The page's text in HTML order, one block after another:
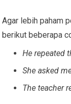
Agar lebih paham
berikut beberapa
He repeated
She asked
The teacher